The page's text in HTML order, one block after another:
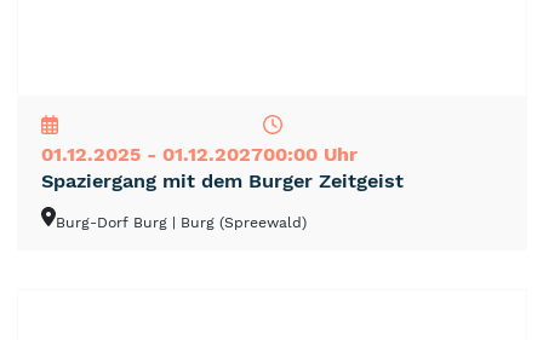
01.12.2025 - 01.12.202700:00 Uhr
Spaziergang mit dem Burger Zeitgeist
Burg-Dorf Burg | Burg (Spreewald)